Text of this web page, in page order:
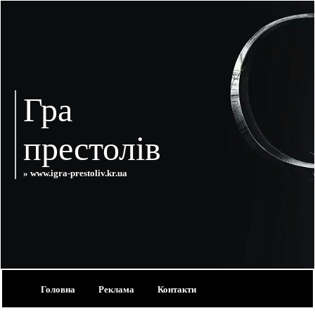
Гра
престолів
» www.igra-prestoliv.kr.ua
Головна Реклама Контакти